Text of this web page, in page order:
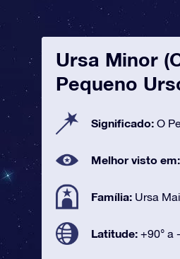
Ursa Minor
Pequeno
Significado: O
Melhor visto em:
Família: Ursa
Latitude: +90° a